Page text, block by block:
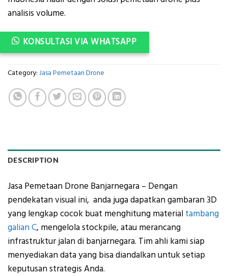
analisis volume.
KONSULTASI VIA WHATSAPP
Category: Jasa Pemetaan Drone
DESCRIPTION
Jasa Pemetaan Drone Banjarnegara – Dengan
pendekatan visual ini, anda juga dapatkan gambaran 3D
yang lengkap cocok buat menghitung material tambang
galian C, mengelola stockpile, atau merancang
infrastruktur jalan di banjarnegara. Tim ahli kami siap
menyediakan data yang bisa diandalkan untuk setiap
keputusan strategis Anda.